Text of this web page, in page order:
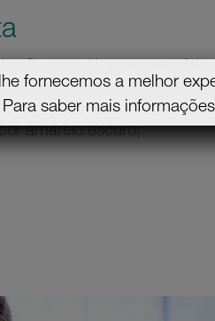
O corpo já apresenta
não houver reposição de
amarelo escuro;
fornecemos a melhor
Para saber mais